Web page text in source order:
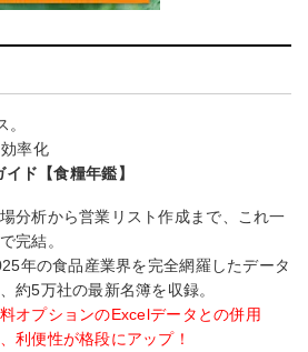
率化
ド【食糧年鑑】
分析から営業リスト作成まで、これ一
完結。
年の食品産業界を完全網羅したデータ
約5万社の最新名簿を収録。
オプションのExcelデータとの併用
利便性が格段にアップ！